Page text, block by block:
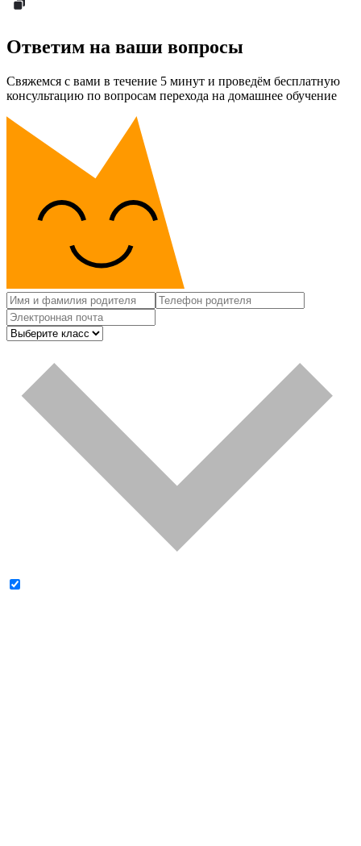
Ответим на ваши вопросы
Свяжемся с вами в течение 5 минут и проведём бесплатную
консультацию по вопросам перехода на домашнее обучение